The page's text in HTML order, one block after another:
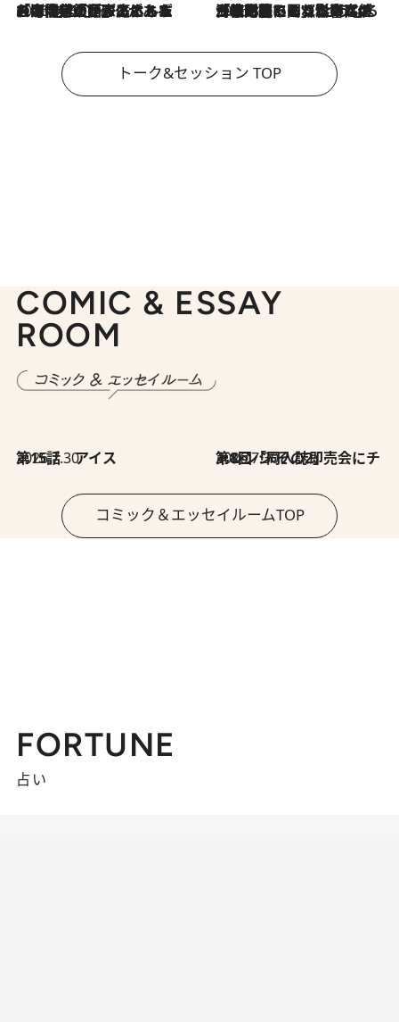
2026.8.3
「今後値上げがあるとすれば…」「リスクがあるのは今年の冬」エネルギー専門家が語る、ホルムズ海峡封鎖が家庭にもたらす“ある心配” 2026.8.3
「住宅建てられない…」「サーチャージ料の高値が続いている」ホルムズ海峡封鎖による影響はいつまで続く？《エネルギー専門家に聞く“どうなる日本の暮らし”》
トーク&セッション TOP
COMIC & ESSAY
ROOM
2026.7.30
第15話 アイス 2026.7.30
第8回「同人誌即売会にチャレンジ その2」
コミック＆エッセイルームTOP
FORTUNE
占い